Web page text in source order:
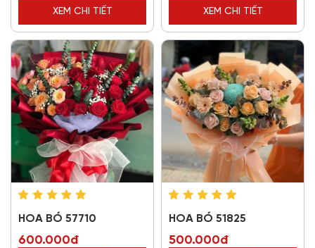
XEM CHI TIẾT XEM CHI TIẾT
HOA BÓ 57710
600.000đ
HOA BÓ 51825
500.000đ